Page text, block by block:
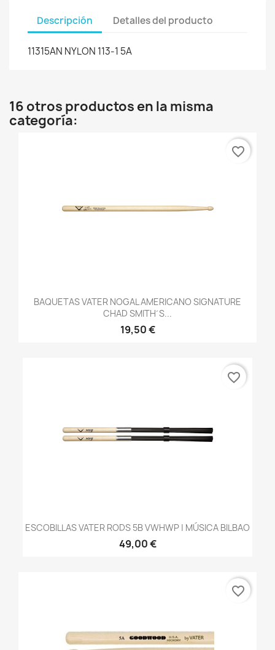
Descripción Detalles del producto
11315AN NYLON 113-1 5A
16 otros productos en la misma
categoría:
BAQUETAS VATER NOGAL AMERICANO SIGNATURE
CHAD SMITH´S...
19,50 €
favorite_border
ESCOBILLAS VATER RODS 5B VWHWP | MÚSICA BILBAO
49,00 €
favorite_border
favorite_border